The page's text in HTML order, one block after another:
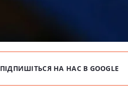
ПІДПИШІТЬСЯ НА НАС В GOOGLE